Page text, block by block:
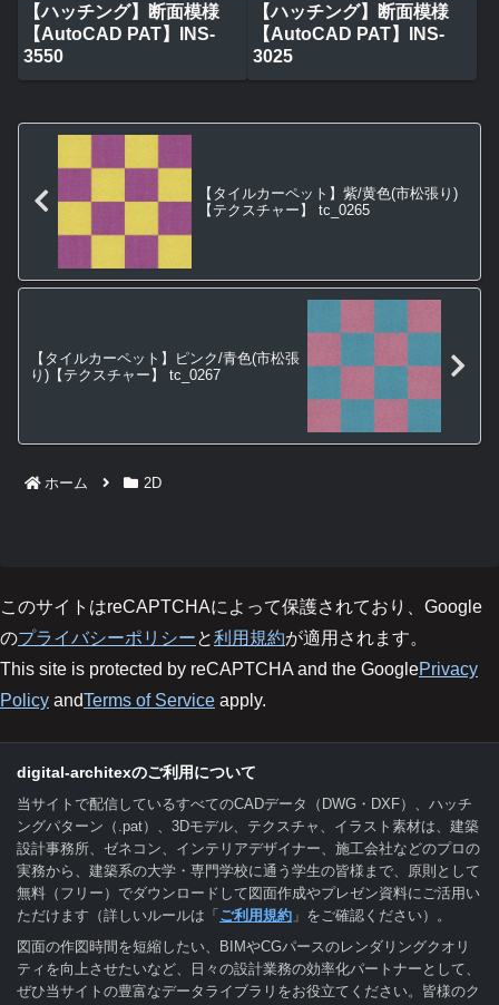
【ハッチング】断面模様
【AutoCAD PAT】INS-
3550
【ハッチング】断面模様
【AutoCAD PAT】INS-
3025
【タイルカーペット】紫/黄色(市松張り)
【テクスチャー】 tc_0265
【タイルカーペット】ピンク/青色(市松張
り)【テクスチャー】 tc_0267
ホーム 2D
このサイトはreCAPTCHAによって保護されており、Google
のプライバシーポリシーと利用規約が適用されます。
This site is protected by reCAPTCHA and the GooglePrivacy
Policy andTerms of Service apply.
digital-architexのご利用について
当サイトで配信しているすべてのCADデータ（DWG・DXF）、ハッチ
ングパターン（.pat）、3Dモデル、テクスチャ、イラスト素材は、建築
設計事務所、ゼネコン、インテリアデザイナー、施工会社などのプロの
実務から、建築系の大学・専門学校に通う学生の皆様まで、原則として
無料（フリー）でダウンロードして図面作成やプレゼン資料にご活用い
ただけます（詳しいルールは「ご利用規約 」をご確認ください）。
図面の作図時間を短縮したい、BIMやCGパースのレンダリングクオリ
ティを向上させたいなど、日々の設計業務の効率化パートナーとして、
ぜひ当サイトの豊富なデータライブラリをお役立てください。皆様のク